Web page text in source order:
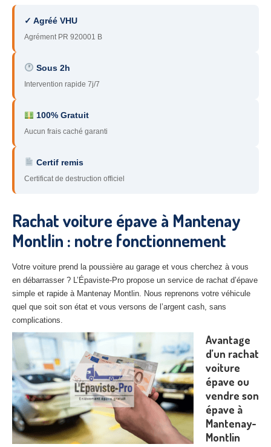
94– Val-de-Marne
91– Essonne
89 – Yonne
60– Oise
51 – Marne
45– Loiret
27 – Eure
02– Aisne
Tousles secteurs
CENTREVHU AGRÉE
Centre agréé VHU Paris 75 : casse auto avec destruction
Centreagréé VHU 77 : casse auto avec destruction
Centreagréé VHU 78 : casse auto avec destruction
Centreagréé VHU 91 : casse auto avec destruction
✓ Agréé VHU
Agrément PR 920001 B
Sous 2h
Intervention rapide 7j/7
100% Gratuit
Aucun frais caché garanti
Certif remis
Certificat de destruction officiel
Rachat voiture épave à Mantenay
Montlin : notre fonctionnement
Votre voiture prend la poussière au garage et vous cherchez à vous
en débarrasser ? L’Épaviste-Pro propose un service de rachat d’épave
simple et rapide à Mantenay Montlin. Nous reprenons votre véhicule
quel que soit son état et vous versons de l’argent cash, sans
complications.
Avantage
d’un rachat
voiture
épave ou
vendre son
épave à
Mantenay-
Montlin